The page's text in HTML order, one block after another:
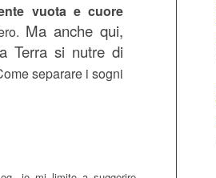
vuota e cuore
Ma anche qui,
Terra si nutre di
separare i sogni